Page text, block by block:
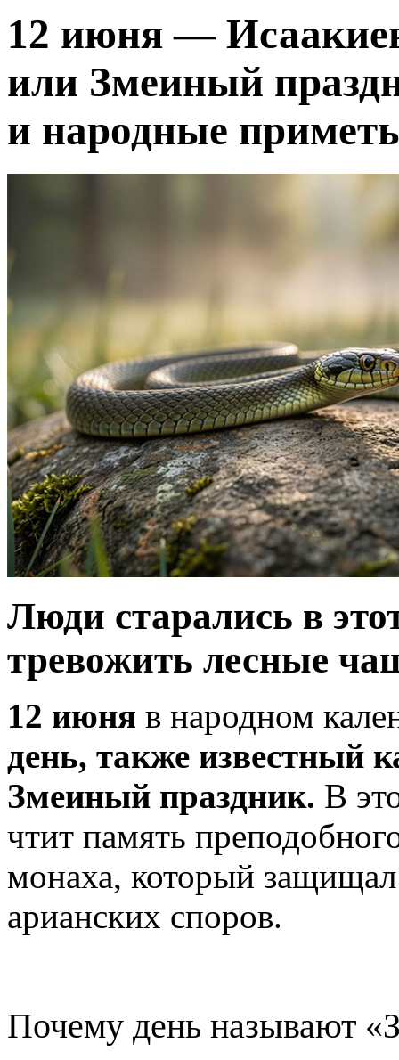
12 июня —
или Змеиный
и народные
Люди старались в
тревожить лесные
12 июня в народном
день, также известный
Змеиный праздник. В
чтит память
монаха, который защищал
арианских споров.
Почему день называют